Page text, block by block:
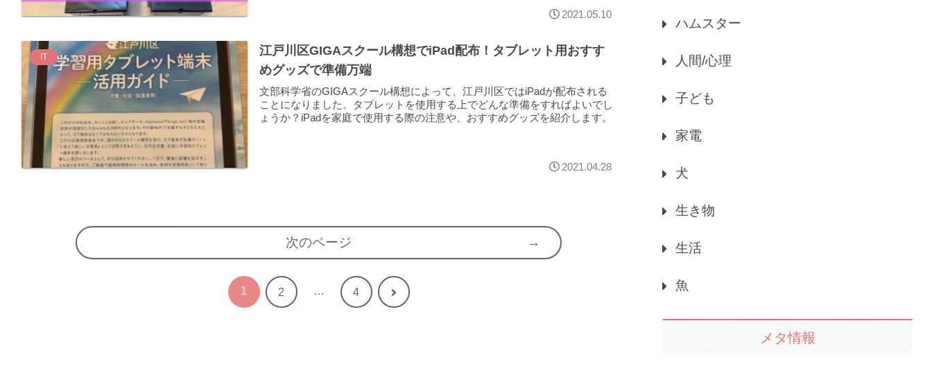
2021.05.10
IT
江戸川区GIGAスクール構想でiPad配布！タブレット用おすす
めグッズで準備万端
文部科学省のGIGAスクール構想によって、江戸川区ではiPadが配布される
ことになりました。タブレットを使用する上でどんな準備をすればよいでし
ょうか？iPadを家庭で使用する際の注意や、おすすめグッズを紹介します。
2021.04.28
次のページ
1 2 … 4 次
ハムスター
人間/心理
子ども
家電
犬
生き物
生活
魚
メタ情報